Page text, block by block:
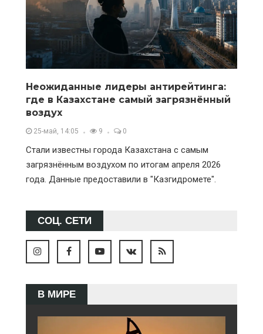
Неожиданные лидеры антирейтинга:
где в Казахстане самый загрязнённый
воздух
25-май, 14:05 9 0
Стали известны города Казахстана с самым
загрязнённым воздухом по итогам апреля 2026
года. Данные предоставили в "Казгидромете".
СОЦ. СЕТИ
В МИРЕ